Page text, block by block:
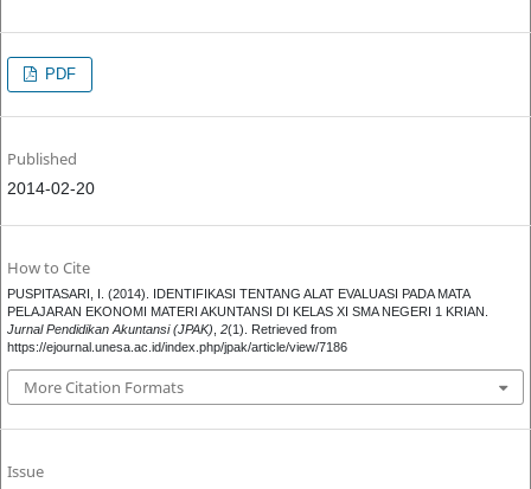
PDF
Published
2014-02-20
How to Cite
PUSPITASARI, I. (2014). IDENTIFIKASI TENTANG ALAT EVALUASI PADA MATA
PELAJARAN EKONOMI MATERI AKUNTANSI DI KELAS XI SMA NEGERI 1 KRIAN.
Jurnal Pendidikan Akuntansi (JPAK) 2(1). Retrieved from
https://ejournal.unesa.ac.id/index.php/jpak/article/view/7186
More Citation Formats
Issue